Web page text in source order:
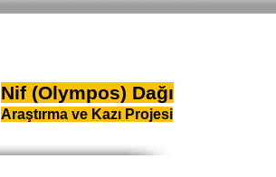
Nif (Olympos) Dağı
Araştırma ve Kazı Projesi